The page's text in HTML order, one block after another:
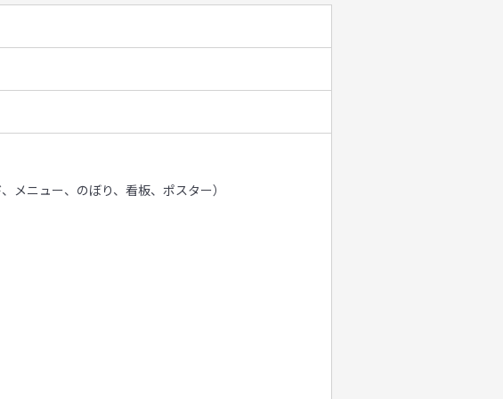
ニュー、のぼり、看板、ポスター）